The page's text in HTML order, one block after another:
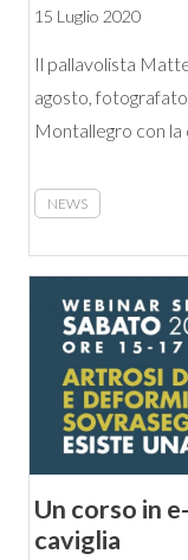
15 Luglio 2020
Il pallavolista
agosto,
Montallegro con
NEWS
Un corso in
caviglia